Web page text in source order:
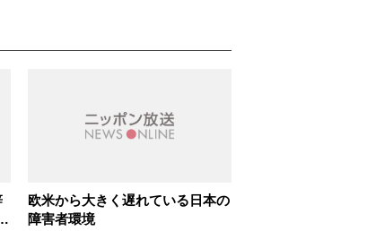
欧米から大きく遅れている日本の
障害者環境